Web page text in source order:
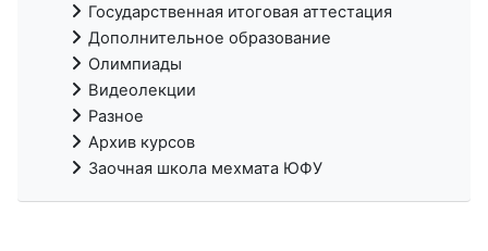
Государственная итоговая аттестация
Дополнительное образование
Олимпиады
Видеолекции
Разное
Архив курсов
Заочная школа мехмата ЮФУ